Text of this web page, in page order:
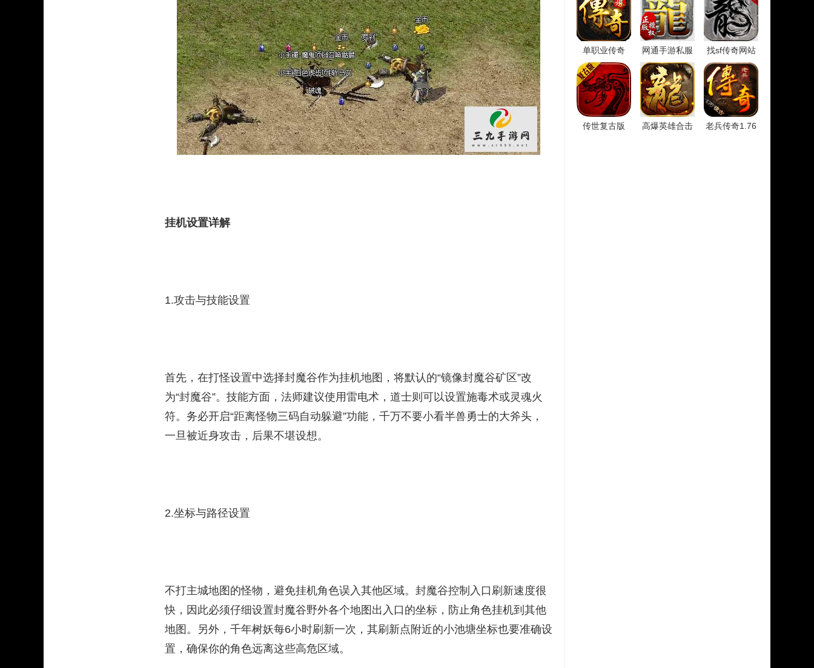
挂机设置详解
1.攻击与技能设置
首先，在打怪设置中选择封魔谷作为挂机地图，将默认的“镜像封魔谷矿区”改
为“封魔谷”。技能方面，法师建议使用雷电术，道士则可以设置施毒术或灵魂火
符。务必开启“距离怪物三码自动躲避”功能，千万不要小看半兽勇士的大斧头，
一旦被近身攻击，后果不堪设想。
2.坐标与路径设置
不打主城地图的怪物，避免挂机角色误入其他区域。封魔谷控制入口刷新速度很
快，因此必须仔细设置封魔谷野外各个地图出入口的坐标，防止角色挂机到其他
地图。另外，千年树妖每6小时刷新一次，其刷新点附近的小池塘坐标也要准确设
置，确保你的角色远离这些高危区域。
单职业传奇 网通手游私服 找sf传奇网站
传世复古版 高爆英雄合击 老兵传奇1.76